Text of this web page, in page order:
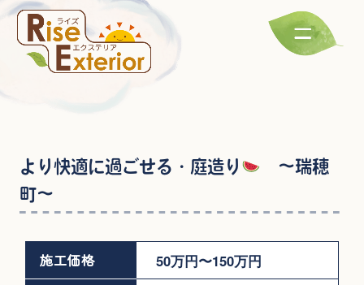
より快適に過ごせる・庭造り
～瑞穂
町～
施工価格
50万円〜150万円